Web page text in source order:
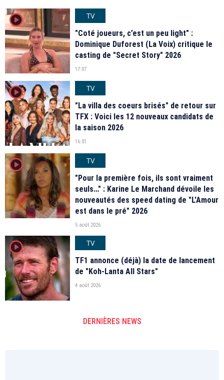
player2
TV
"Coté joueurs, c’est un peu light" :
Dominique Duforest (La Voix) critique le
casting de "Secret Story" 2026
17:07
player2
TV
"La villa des coeurs brisés" de retour sur
TFX : Voici les 12 nouveaux candidats de
la saison 2026
16:01
player2
TV
"Pour la première fois, ils sont vraiment
seuls…" : Karine Le Marchand dévoile les
nouveautés des speed dating de "L'Amour
est dans le pré" 2026
5 août 2026
player2
TV
TF1 annonce (déjà) la date de lancement
de "Koh-Lanta All Stars"
4 août 2026
DERNIÈRES NEWS